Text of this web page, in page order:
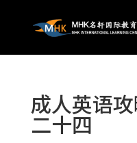
成人英语
二十四